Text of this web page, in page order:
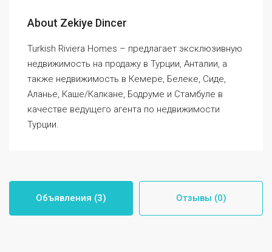
About Zekiye Dincer
Turkish Riviera Homes – предлагает эксклюзивную
недвижимость на продажу в Турции, Анталии, а
также недвижимость в Кемере, Белеке, Сиде,
Аланье, Каше/Калкане, Бодруме и Стамбуле в
качестве ведущего агента по недвижимости
Турции.
Объявления (3) Отзывы (0)